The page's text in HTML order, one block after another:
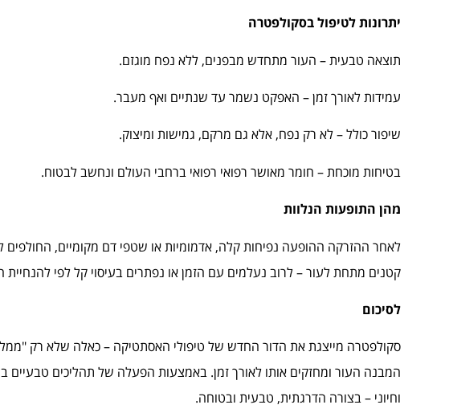
יתרונות לטיפול בסקולפטרה
תוצאה טבעית – העור מתחדש מבפנים, ללא נפח מוגזם.
עמידות לאורך זמן – האפקט נשמר עד שנתיים ואף מעבר.
שיפור כולל – לא רק נפח, אלא גם מרקם, גמישות ומיצוק.
בטיחות מוכחת – חומר מאושר רפואי רפואי ברחבי העולם ונחשב לבטוח.
מהן התופעות הנלוות
לאחר ההזרקה ההופעה נפיחות קלה, אדמומיות או שטפי דם מקומיים, החולפים
קטנים מתחת לעור – לרוב נעלמים עם הזמן או נפתרים בעיסוי קל לפי להנחיית
לסיכום
סקולפטרה מייצגת את הדור החדש של טיפולי האסתטיקה – כאלה שלא רק
המבנה העור ומחזקים אותו לאורך זמן. באמצעות הפעלה של תהליכים טבעיים
וחיוני – בצורה הדרגתית, טבעית ובטוחה.